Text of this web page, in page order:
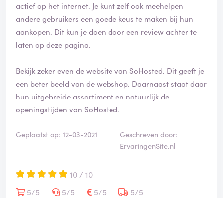
actief op het internet. Je kunt zelf ook meehelpen
andere gebruikers een goede keus te maken bij hun
aankopen. Dit kun je doen door een review achter te
laten op deze pagina.
Bekijk zeker even de website van SoHosted. Dit geeft je
een beter beeld van de webshop. Daarnaast staat daar
hun uitgebreide assortiment en natuurlijk de
openingstijden van SoHosted.
Geplaatst op: 12-03-2021
Geschreven door:
ErvaringenSite.nl
10 / 10
5/5
5/5 5/5
5/5